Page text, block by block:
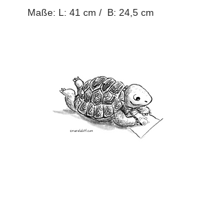
Maße: L: 41 cm / B: 24,5 cm